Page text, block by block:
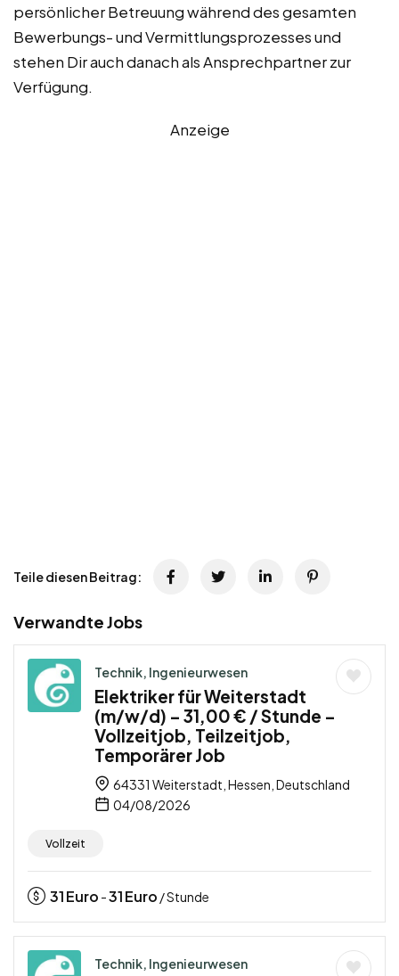
persönlicher Betreuung während des gesamten
Bewerbungs- und Vermittlungsprozesses und
stehen Dir auch danach als Ansprechpartner zur
Verfügung.
Anzeige
Teile diesen Beitrag:
Verwandte Jobs
Technik, Ingenieurwesen
Elektriker für Weiterstadt
(m/w/d) – 31,00 € / Stunde –
Vollzeitjob, Teilzeitjob,
Temporärer Job
64331 Weiterstadt, Hessen, Deutschland
04/08/2026
Vollzeit
31Euro -31Euro / Stunde
Technik, Ingenieurwesen